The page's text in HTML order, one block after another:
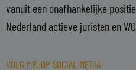
vanuit een onafhankelijke
Nederland actieve juristen en
VOLG MR. OP SOCIAL MEDIA